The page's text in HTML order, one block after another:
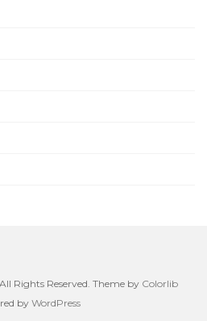
Rights Reserved. Theme by Colorlib
byWordPress